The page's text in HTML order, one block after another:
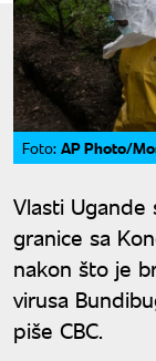
Foto: AP Photo/
Vlasti Ugande
granice sa
nakon što je
virusa
piše CBC.